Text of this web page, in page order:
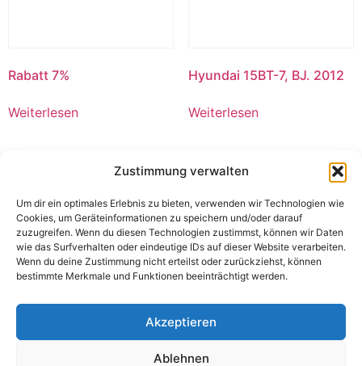
Zustimmung verwalten
Um dir ein optimales Erlebnis zu bieten, verwenden wir Technologien wie
Cookies, um Geräteinformationen zu speichern und/oder darauf
zuzugreifen. Wenn du diesen Technologien zustimmst, können wir Daten
wie das Surfverhalten oder eindeutige IDs auf dieser Website verarbeiten.
Wenn du deine Zustimmung nicht erteilst oder zurückziehst, können
bestimmte Merkmale und Funktionen beeinträchtigt werden.
Akzeptieren
Ablehnen
Rabatt 7%
Weiterlesen
Hyundai 15BT-7, BJ. 2012
Weiterlesen
*Aashirvaad Atta Millets